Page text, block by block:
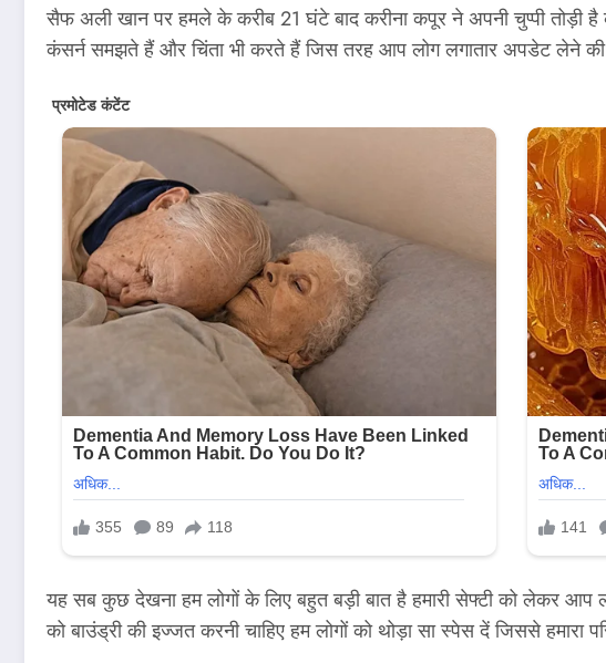
सैफ अली खान पर हमले के करीब 21 घंटे बाद करीना कपूर ने अपनी चुप्पी तोड़ी है
कंसर्न समझते हैं और चिंता भी करते हैं जिस तरह आप लोग लगातार अपडेट लेने
यह सब कुछ देखना हम लोगों के लिए बहुत बड़ी बात है हमारी सेफ्टी को लेकर आप
को बाउंड्री की इज्जत करनी चाहिए हम लोगों को थोड़ा सा स्पेस दें जिससे